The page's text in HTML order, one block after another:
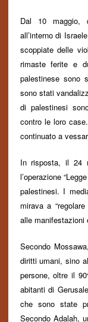
Dal 10 maggio,
all’interno di
scoppiate delle
rimaste ferite e
palestinese sono
sono stati
di palestinesi
contro le loro
continuato a
In risposta, il 24
l’operazione
palestinesi. I
mirava a
alle manifestazioni
Secondo
diritti umani, sino
persone, oltre il
abitanti di
che sono state
Secondo Adalah,